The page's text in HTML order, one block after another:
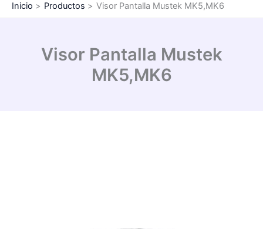
Inicio Productos Visor Pantalla Mustek MK5,MK6
Visor Pantalla Mustek
MK5,MK6